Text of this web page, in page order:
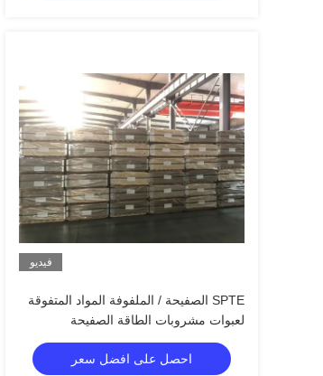
فيديو
SPTE الصفيحة / الملفوفة المواد المتفوقة
لعبوات مشروبات الطاقة الصفيحة
احصل على افضل سعر